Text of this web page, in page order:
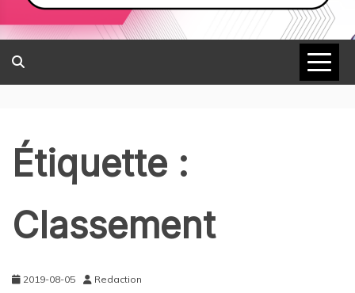
Étiquette :
Classement
2019-08-05 Redaction